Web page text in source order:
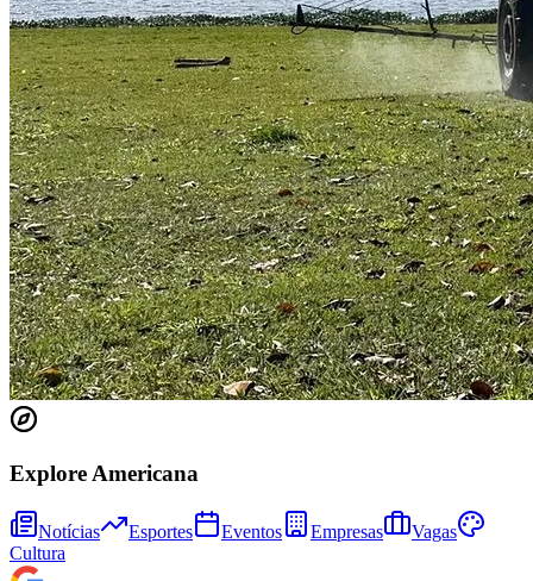
Fortaleza
Explore Americana
Notícias Esportes Eventos Empresas
Vagas
Cultura